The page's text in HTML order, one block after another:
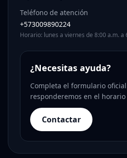
Teléfono de atención
+573009890224
Horario: lunes a viernes de 8:00 a.m. a
¿Necesitas ayuda?
Completa el formulario
responderemos en el
Contactar